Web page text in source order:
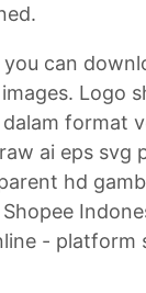
can
Logo
format
ai eps svg
hd
- platform